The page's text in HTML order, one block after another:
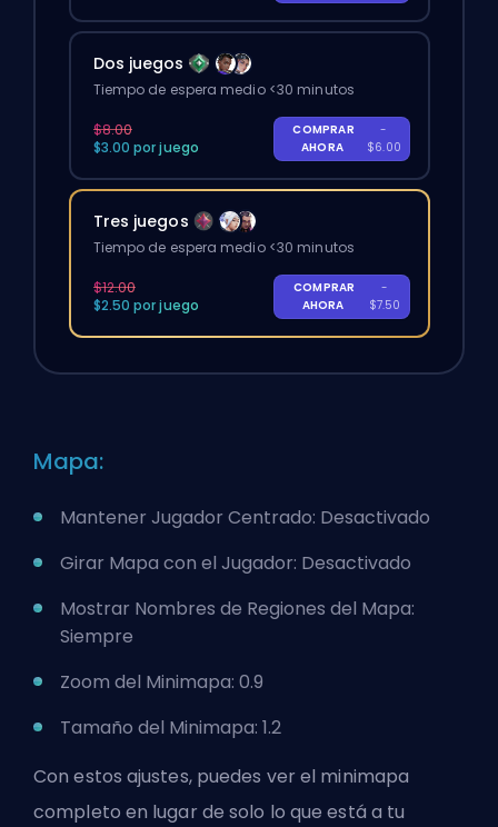
Dos juegos
Tiempo de espera medio <30 minutos
$8.00
$3.00 por juego
COMPRAR
AHORA
-
$6.00
Tres juegos
Tiempo de espera medio <30 minutos
$12.00
$2.50 por juego
COMPRAR
AHORA
-
$7.50
Mapa:
Mantener Jugador Centrado: Desactivado
Girar Mapa con el Jugador: Desactivado
Mostrar Nombres de Regiones del Mapa:
Siempre
Zoom del Minimapa: 0.9
Tamaño del Minimapa: 1.2
Con estos ajustes, puedes ver el minimapa
completo en lugar de solo lo que está a tu